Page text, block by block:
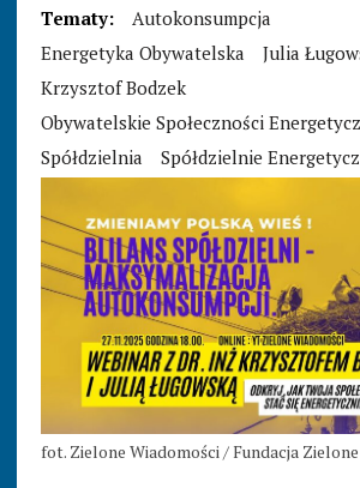
Tematy:
Autokonsumpcja
Energetyka Obywatelska
Julia
Krzysztof Bodzek
Obywatelskie Społeczności
Spółdzielnia
Spółdzielnie
fot. Zielone Wiadomości / Fundacja Zielone